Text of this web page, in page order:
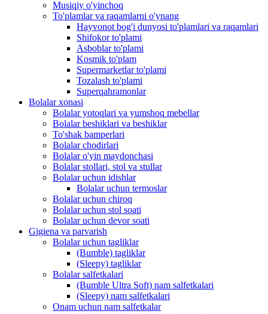
Musiqiy o'yinchoq
To'plamlar va raqamlarni o'ynang
Hayvonot bog'i dunyosi to'plamlari va raqamlari
Shifokor to'plami
Asboblar to'plami
Kosmik to'plam
Supermarketlar to'plami
Tozalash to'plami
Superqahramonlar
Bolalar xonasi
Bolalar yotoqlari va yumshoq mebellar
Bolalar beshiklari va beshiklar
To'shak bamperlari
Bolalar chodirlari
Bolalar o'yin maydonchasi
Bolalar stollari, stol va stullar
Bolalar uchun idishlar
Bolalar uchun termoslar
Bolalar uchun chiroq
Bolalar uchun stol soati
Bolalar uchun devor soati
Gigiena va parvarish
Bolalar uchun tagliklar
(Bumble) tagliklar
(Sleepy) tagliklar
Bolalar salfetkalari
(Bumble Ultra Soft) nam salfetkalari
(Sleepy) nam salfetkalari
Onam uchun nam salfetkalar